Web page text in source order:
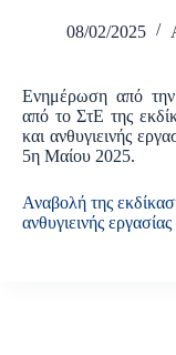
08/02/2025
Ενημέρωση από
από το ΣτΕ της
και ανθυγιεινής
5η Μαίου 2025.
Αναβολή της
ανθυγιεινής εργασίας